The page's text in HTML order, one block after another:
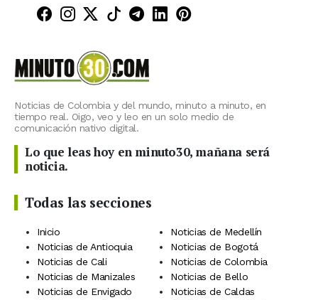
Minuto30 en Facebook
Minuto30 en Instagram
Minuto30 en X (Twitter)
Minuto30 en TikTok
Canal de Minuto30 en
Minuto30 en LinkedIn
Minuto30 en
Noticias de Colombia y del mundo, minuto a minuto, en
tiempo real. Oigo, veo y leo en un solo medio de
comunicación nativo digital.
Lo que leas hoy en minuto30, mañana será
noticia.
Todas las secciones
Inicio
Noticias de Medellín
Noticias de Antioquia
Noticias de Bogotá
Noticias de Cali
Noticias de Colombia
Noticias de Manizales
Noticias de Bello
Noticias de Envigado
Noticias de Caldas